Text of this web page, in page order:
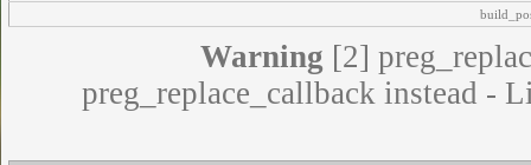
Warning [2]
preg_replace_callback instead -